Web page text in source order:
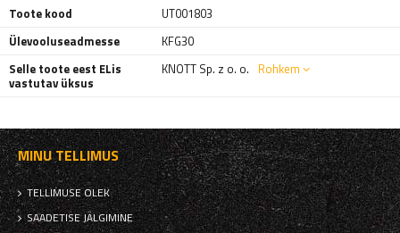
Toote kood
UT001803
Ülevooluseadmesse
KFG30
Selle toote eest ELis
vastutav üksus
KNOTT Sp. z o. o. Rohkem
MINU TELLIMUS
TELLIMUSE OLEK
SAADETISE JÄLGIMINE